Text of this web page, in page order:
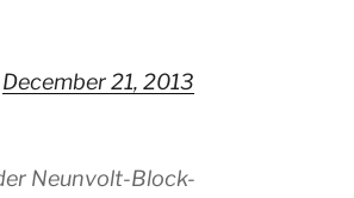
December 21, 2013
Neunvolt-Block-